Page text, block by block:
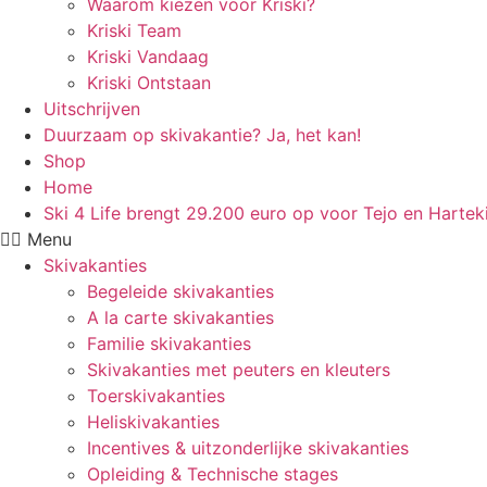
Waarom kiezen voor Kriski?
Kriski Team
Kriski Vandaag
Kriski Ontstaan
Uitschrijven
Duurzaam op skivakantie? Ja, het kan!
Shop
Home
Ski 4 Life brengt 29.200 euro op voor Tejo en
Menu
Skivakanties
Begeleide skivakanties
A la carte skivakanties
Familie skivakanties
Skivakanties met peuters en kleuters
Toerskivakanties
Heliskivakanties
Incentives & uitzonderlijke skivakanties
Opleiding & Technische stages